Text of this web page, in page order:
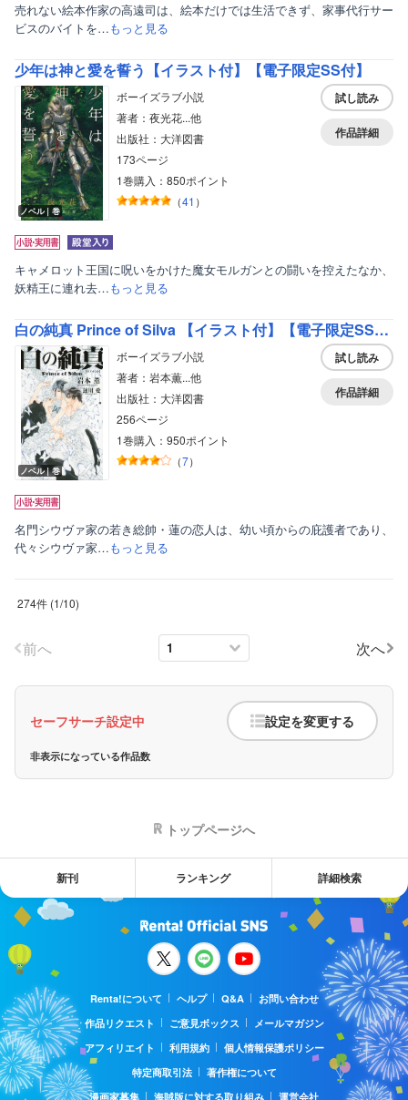
売れない絵本作家の高遠司は、絵本だけでは生活できず、家事代行サー
ビスのバイトを…もっと見る
少年は神と愛を誓う【イラスト付】【電子限定SS付】
ノベル｜巻
ボーイズラブ小説
著者：夜光花...他
出版社：大洋図書
173ページ
1巻購入：850ポイント
（41 ）
試し読み
作品詳細
キャメロット王国に呪いをかけた魔女モルガンとの闘いを控えたなか、
妖精王に連れ去…もっと見る
白の純真 Prince of Silva 【イラスト付】【電子限定SS付】
ノベル｜巻
ボーイズラブ小説
著者：岩本薫...他
出版社：大洋図書
256ページ
1巻購入：950ポイント
（7）
試し読み
作品詳細
名門シウヴァ家の若き総帥・蓮の恋人は、幼い頃からの庇護者であり、
代々シウヴァ家…もっと見る
274件 (1/10)
前へ 次へ
セーフサーチ設定中 設定を変更する
非表示になっている作品数
トップページへ
新刊 ランキング 詳細検索
Renta!について ヘルプ Q&A
お問い合わせ
作品リクエスト
ご意見ボックス
メールマガジン
アフィリエイト
利用規約
個人情報保護ポリシー
特定商取引法
著作権について
漫画家募集
海賊版に対する取り組み 運営会社